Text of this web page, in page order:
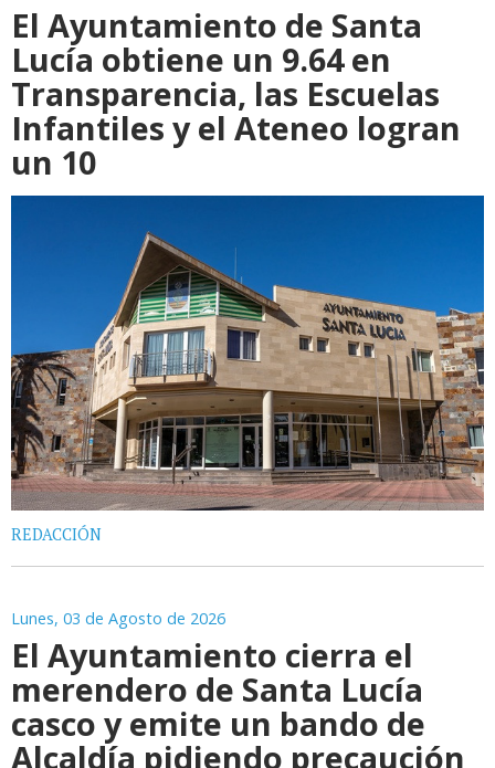
El Ayuntamiento de Santa
Lucía obtiene un 9.64 en
Transparencia, las Escuelas
Infantiles y el Ateneo logran
un 10
REDACCIÓN
Lunes, 03 de Agosto de 2026
El Ayuntamiento cierra el
merendero de Santa Lucía
casco y emite un bando de
Alcaldía pidiendo precaución